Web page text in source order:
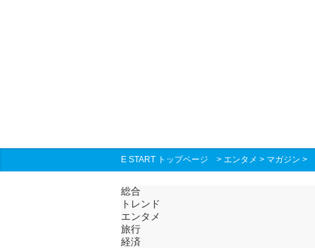
E START トップページ > エンタメ > マガジン >
総合
トレンド
エンタメ
旅行
経済